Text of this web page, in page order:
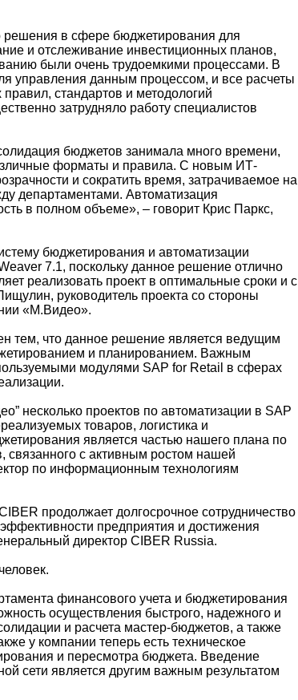
в сфере бюджетирования для
и отслеживание инвестиционных планов,
были очень трудоемкими процессами. В
управления данным процессом, и все расчеты
стандартов и методологий
затрудняло работу специалистов
бюджетов занимала много времени,
форматы и правила. С новым ИТ-
и сократить время, затрачиваемое на
департаментами. Автоматизация
в полном объеме», – говорит Крис Паркс,
бюджетирования и автоматизации
7.1, поскольку данное решение отлично
реализовать проект в оптимальные сроки и с
руководитель проекта со стороны
«М.Видео».
тем, что данное решение является ведущим
и планированием. Важным
модулями SAP for Retail в сферах
несколько проектов по автоматизации в SAP
товаров, логистика и
является частью нашего плана по
с активным ростом нашей
по информационным технологиям
продолжает долгосрочное сотрудничество
предприятия и достижения
директор CIBER Russia.
финансового учета и бюджетирования
осуществления быстрого, надежного и
и расчета мастер-бюджетов, а также
у компании теперь есть техническое
и пересмотра бюджета. Введение
сети является другим важным результатом